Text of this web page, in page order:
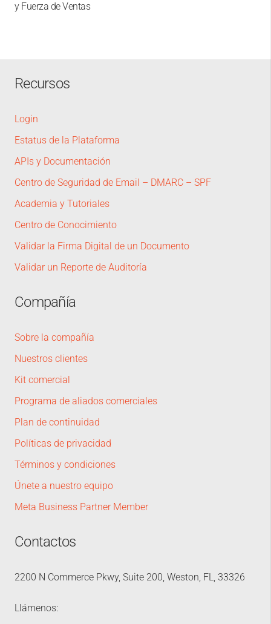
y Fuerza de Ventas
Recursos
Login
Estatus de la Plataforma
APIs y Documentación
Centro de Seguridad de Email – DMARC – SPF
Academia y Tutoriales
Centro de Conocimiento
Validar la Firma Digital de un Documento
Validar un Reporte de Auditoría
Compañía
Sobre la compañía
Nuestros clientes
Kit comercial
Programa de aliados comerciales
Plan de continuidad
Políticas de privacidad
Términos y condiciones
Únete a nuestro equipo
Meta Business Partner Member
Contactos
2200 N Commerce Pkwy, Suite 200, Weston, FL, 33326
Llámenos: